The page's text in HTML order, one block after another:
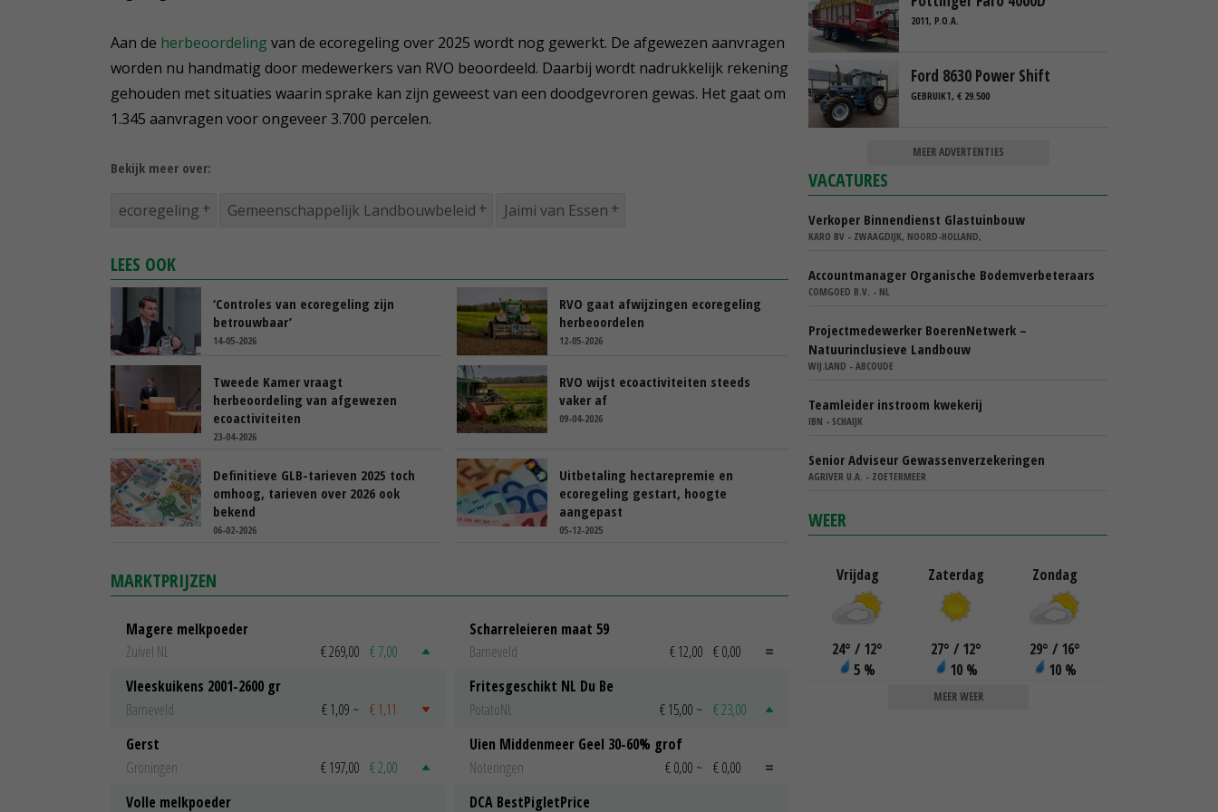
Aan de herbeoordeling van de ecoregeling over 2025 wordt nog gewerkt. De afgewezen aanvragen
worden nu handmatig door medewerkers van RVO beoordeeld. Daarbij wordt nadrukkelijk rekening
gehouden met situaties waarin sprake kan zijn geweest van een doodgevroren gewas. Het gaat om
1.345 aanvragen voor ongeveer 3.700 percelen.
Bekijk meer over:
ecoregeling Gemeenschappelijk Landbouwbeleid Jaimi van Essen
LEES OOK
‘Controles van ecoregeling zijn
betrouwbaar’
14-05-2026
RVO gaat afwijzingen ecoregeling
herbeoordelen
12-05-2026
Tweede Kamer vraagt
herbeoordeling van afgewezen
ecoactiviteiten
23-04-2026
RVO wijst ecoactiviteiten steeds
vaker af
09-04-2026
Definitieve GLB-tarieven 2025 toch
omhoog, tarieven over 2026 ook
bekend
06-02-2026
Uitbetaling hectarepremie en
ecoregeling gestart, hoogte
aangepast
05-12-2025
MARKTPRIJZEN
Magere melkpoeder
Zuivel NL
€ 269,00 € 7,00
Vleeskuikens 2001-2600 gr
Barneveld
€ 1,09 ~ € 1,11
Gerst
Groningen
€ 197,00 € 2,00
Volle melkpoeder
Scharreleieren maat 59
Barneveld
€ 12,00 € 0,00
Fritesgeschikt NL Du Be
PotatoNL
€ 15,00 ~ € 23,00
Uien Middenmeer Geel 30-60% grof
Noteringen
€ 0,00 ~ € 0,00
DCA BestPigletPrice
2011, P.O.A.
Ford 8630 Power Shift
GEBRUIKT, € 29.500
MEER ADVERTENTIES
VACATURES
Verkoper Binnendienst Glastuinbouw
KARO BV - ZWAAGDIJK, NOORD-HOLLAND,
Accountmanager Organische Bodemverbeteraars
COMGOED B.V. - NL
Projectmedewerker BoerenNetwerk –
Natuurinclusieve Landbouw
WIJ.LAND - ABCOUDE
Teamleider instroom kwekerij
IBN - SCHAIJK
Senior Adviseur Gewassenverzekeringen
AGRIVER U.A. - ZOETERMEER
WEER
Vrijdag
24° / 12°
5 %
Zaterdag
27° / 12°
10 %
Zondag
29° / 16°
10 %
MEER WEER